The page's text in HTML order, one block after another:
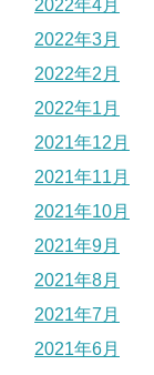
2022年4月
2022年3月
2022年2月
2022年1月
2021年12月
2021年11月
2021年10月
2021年9月
2021年8月
2021年7月
2021年6月